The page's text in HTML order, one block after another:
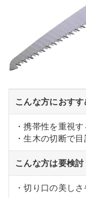
こんな方におすす
・携帯性を重視す
・生木の切断で
こんな方は要検討
・切り口の美し